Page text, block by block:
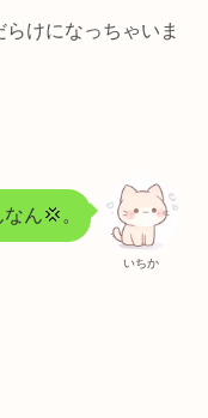
けになっちゃいま
いちか
ん💢。